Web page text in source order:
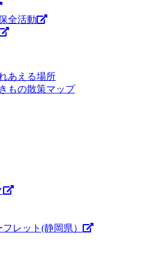
全活動
レット(静岡県）